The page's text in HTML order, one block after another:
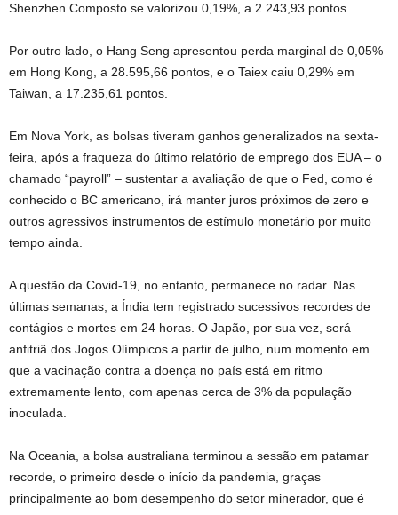
Shenzhen Composto se valorizou 0,19%, a 2.243,93 pontos.
Por outro lado, o Hang Seng apresentou perda marginal de 0,05%
em Hong Kong, a 28.595,66 pontos, e o Taiex caiu 0,29% em
Taiwan, a 17.235,61 pontos.
Em Nova York, as bolsas tiveram ganhos generalizados na sexta-
feira, após a fraqueza do último relatório de emprego dos EUA – o
chamado “payroll” – sustentar a avaliação de que o Fed, como é
conhecido o BC americano, irá manter juros próximos de zero e
outros agressivos instrumentos de estímulo monetário por muito
tempo ainda.
A questão da Covid-19, no entanto, permanece no radar. Nas
últimas semanas, a Índia tem registrado sucessivos recordes de
contágios e mortes em 24 horas. O Japão, por sua vez, será
anfitriã dos Jogos Olímpicos a partir de julho, num momento em
que a vacinação contra a doença no país está em ritmo
extremamente lento, com apenas cerca de 3% da população
inoculada.
Na Oceania, a bolsa australiana terminou a sessão em patamar
recorde, o primeiro desde o início da pandemia, graças
principalmente ao bom desempenho do setor minerador, que é